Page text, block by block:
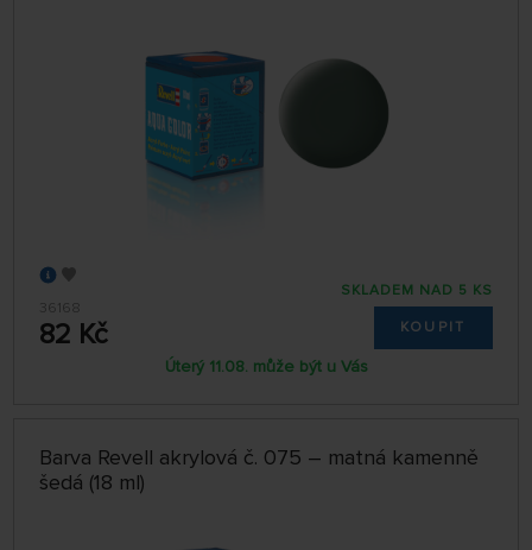
36168
82 Kč
SKLADEM NAD 5 KS
KOUPIT
Úterý 11.08. může být u Vás
Barva Revell akrylová č. 075 – matná kamenně
šedá (18 ml)